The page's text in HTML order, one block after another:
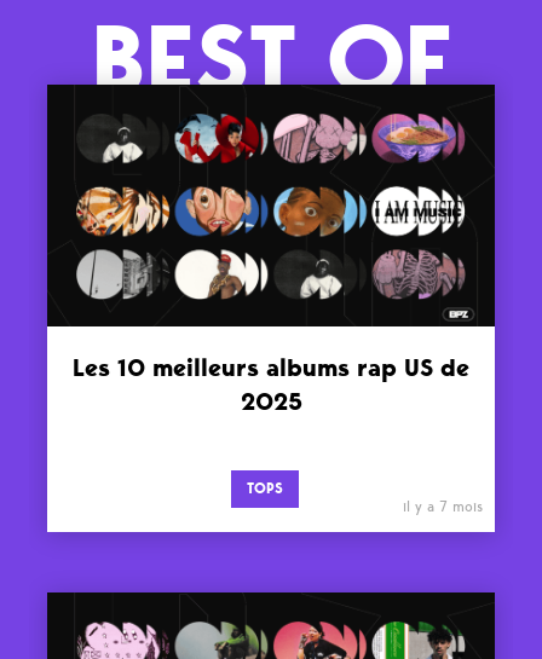
BEST OF
Les 10 meilleurs albums rap US de
2025
TOPS
il y a 7 mois